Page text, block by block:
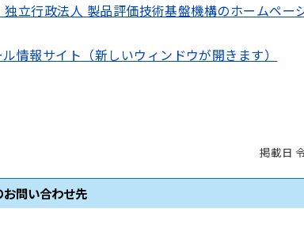
立行政法人 製品評価技術基盤機構のホームペー
情報サイト（新しいウィンドウが開きます）
掲載日
問い合わせ先